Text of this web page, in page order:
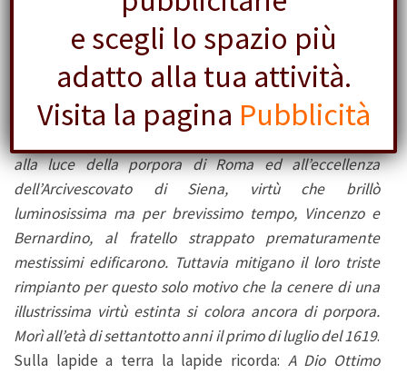
), che fu titolare della basilica nel 1611.
L’iscrizione, che appare al centro del monumento, così
A Dio Ottimo Massimo –
A Metello Bichi, patrizio di
Siena, Cardinale generosissimo titolare di S.Alessio, alla
cui nobiltà pari era la virtù, elevata per beneficio del
alla luce della porpora di Roma ed all’eccellenza
dell’Arcivescovato di Siena, virtù che brillò
luminosissima ma per brevissimo tempo, Vincenzo e
Bernardino, al fratello strappato prematuramente
mestissimi edificarono. Tuttavia mitigano il loro triste
rimpianto per questo solo motivo che la cenere di una
illustrissima virtù estinta si colora ancora di porpora.
Morì all’età di settantotto anni il primo di luglio del 1619.
Sulla lapide a terra la lapide ricorda: A Dio Ottimo
e scegli lo spazio più
adatto alla tua attività.
Visita la pagina Pubblicità